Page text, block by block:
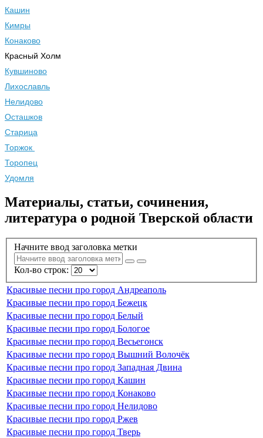
Кашин
Кимры
Конаково
Красный Холм
Кувшиново
Лихославль
Нелидово
Осташков
Старица
Торжок
Торопец
Удомля
Материалы, статьи, сочинения,
литература о родной Тверской области
Начните ввод заголовка метки
Кол-во строк:
Красивые песни про город Андреаполь
Красивые песни про город Бежецк
Красивые песни про город Белый
Красивые песни про город Бологое
Красивые песни про город Весьегонск
Красивые песни про город Вышний Волочёк
Красивые песни про город Западная Двина
Красивые песни про город Кашин
Красивые песни про город Конаково
Красивые песни про город Нелидово
Красивые песни про город Ржев
Красивые песни про город Тверь